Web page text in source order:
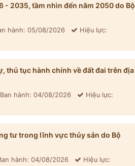
2035, tầm nhìn đến năm 2050 do Bộ
hành: 05/08/2026 Hiệu lực:
thủ tục hành chính về đất đai trên địa
Ban hành: 04/08/2026 Hiệu lực:
tư trong lĩnh vực thủy sản do Bộ
hành: 04/08/2026 Hiệu lực: